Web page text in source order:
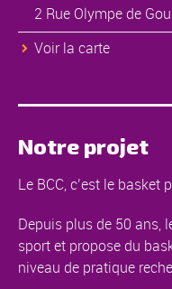
2 Rue Olympe de
Voir la carte
Notre projet
Le BCC, c’est le
Depuis plus de 50 ans,
sport et propose du
niveau de pratique